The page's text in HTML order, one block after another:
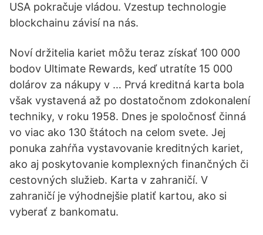
USA pokračuje vládou. Vzestup technologie
blockchainu závisí na nás.
Noví držitelia kariet môžu teraz získať 100 000
bodov Ultimate Rewards, keď utratíte 15 000
dolárov za nákupy v … Prvá kreditná karta bola
však vystavená až po dostatočnom zdokonalení
techniky, v roku 1958. Dnes je spoločnosť činná
vo viac ako 130 štátoch na celom svete. Jej
ponuka zahŕňa vystavovanie kreditných kariet,
ako aj poskytovanie komplexných finančných či
cestovných služieb. Karta v zahraničí. V
zahraničí je výhodnejšie platiť kartou, ako si
vyberať z bankomatu.